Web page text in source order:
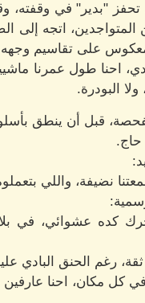
تحفز "بدير" في وقفته،
المتواجدين، اتجه إلى
على تقاسيم وجهه
احنا طول عمرنا
البودرة.
قبل أن ينطق
حاج.
نضيفة، واللي
كده عشوائي، في
رغم الحنق البادي
كل مكان، احنا عارفين